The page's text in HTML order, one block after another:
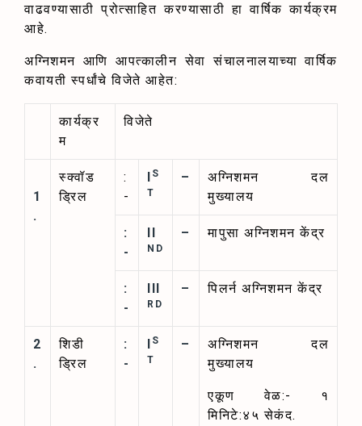
वाढवण्यासाठी प्रोत्साहित करण्यासाठी हा वार्षिक कार्यक्रम
आहे.
अग्निशमन आणि आपत्कालीन सेवा संचालनालयाच्या वार्षिक
कवायती स्पर्धांचे विजेते आहेत:
कार्यक्र
म
विजेते
1
.
स्क्वॉड
ड्रिल
:
-
S
T
–
अग्निशमन दल
मुख्यालय
:
-
ND
– मापुसा अग्निशमन केंद्र
:
-
RD
– पिलर्न अग्निशमन केंद्र
2
.
शिडी
ड्रिल
:
-
S
T
–
अग्निशमन दल
मुख्यालय
एकूण वेळ:- १
मिनिटे:४५ सेकंद.